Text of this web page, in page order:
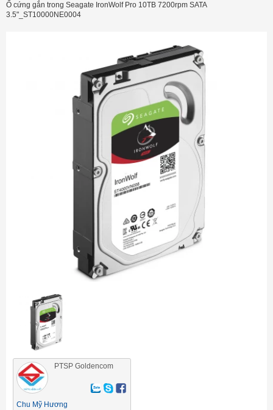
Ổ cứng gắn trong Seagate IronWolf Pro 10TB 7200rpm SATA
3.5"_ST10000NE0004
PTSP Goldencom
Chu Mỹ Hương